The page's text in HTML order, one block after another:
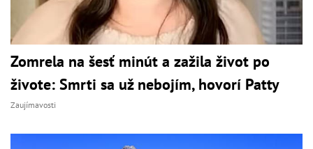
Zomrela na šesť minút a zažila život po
živote: Smrti sa už nebojím, hovorí Patty
Zaujímavosti